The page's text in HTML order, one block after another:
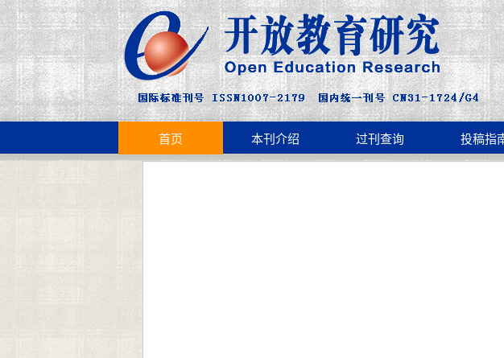
首页 本刊介绍 过刊查询 投稿指